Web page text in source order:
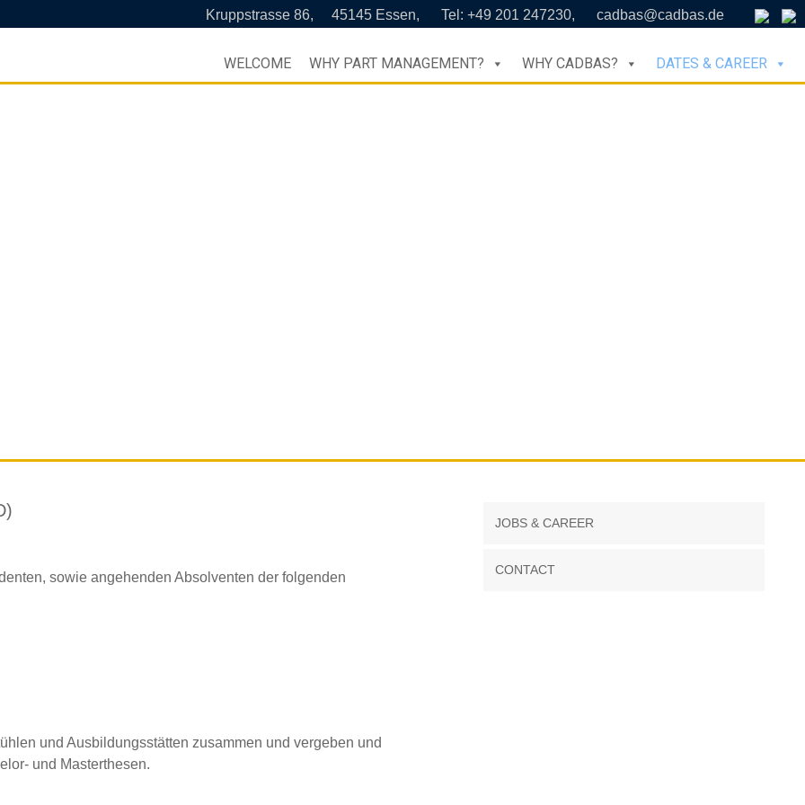
Kruppstrasse 86, 45145 Essen, Tel: +49 201 247230, cadbas@cadbas.de
WELCOME WHY PART MANAGEMENT? WHY CADBAS? DATES & CAREER
sowie angehenden Absolventen der folgenden
und Ausbildungsstätten zusammen und vergeben und
und Masterthesen.
JOBS & CAREER
CONTACT